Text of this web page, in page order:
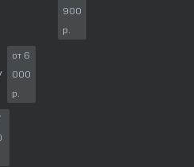
900
р.
от 6
000
р.